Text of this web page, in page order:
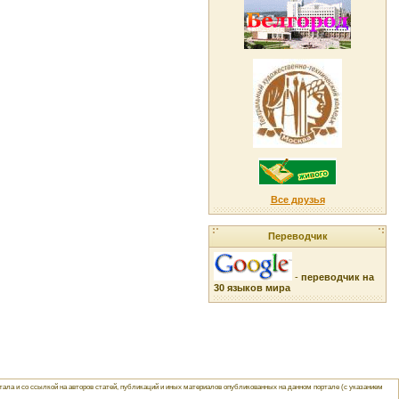
Все друзья
Переводчик
- переводчик на
30 языков мира
и со ссылкой на авторов статей, публикаций и иных материалов опубликованных на данном портале (с указанием